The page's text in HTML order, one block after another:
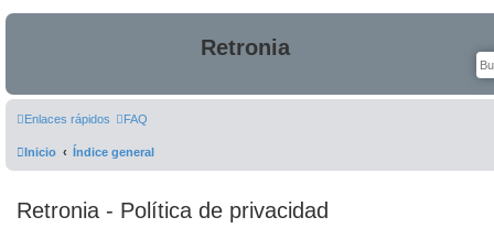
Retronia
Enlaces rápidos FAQ
Inicio Índice general
Retronia - Política de privacidad